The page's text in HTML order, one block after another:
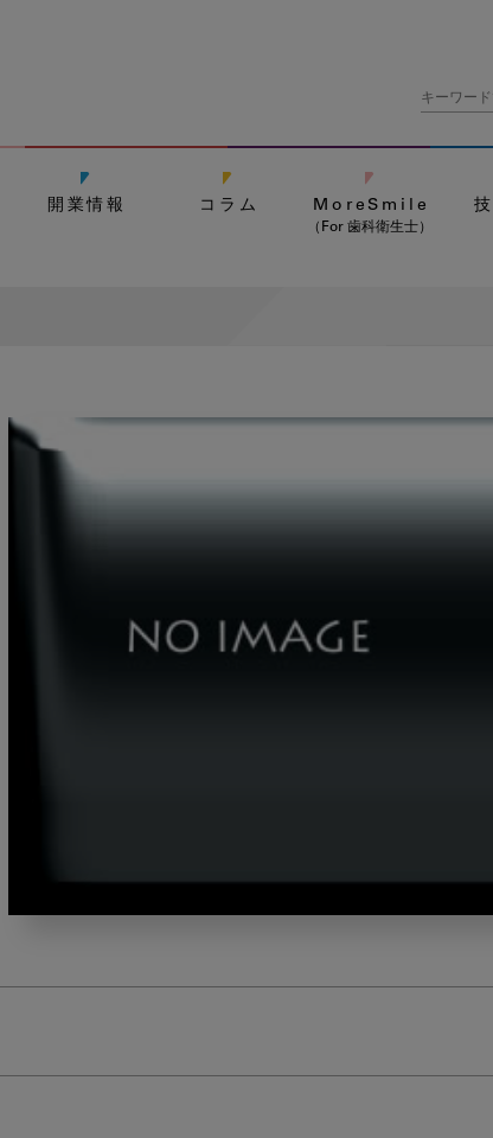
開業情報 コラム MoreSmile
（For 歯科衛生士）